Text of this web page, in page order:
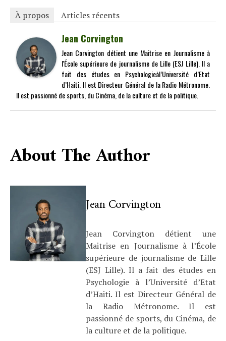
À propos Articles récents
Jean Corvington
Jean Corvington détient une Maitrise en Journalisme à
l'École supérieure de journalisme de Lille (ESJ Lille). Il a
fait des études en Psychologieàl’Université d’Etat
d’Haiti. Il est Directeur Général de la Radio Métronome.
Il est passionné de sports, du Cinéma, de la culture et de la politique.
About The Author
Jean Corvington
Jean Corvington détient une
Maitrise en Journalisme à l’École
supérieure de journalisme de Lille
(ESJ Lille). Il a fait des études en
Psychologie à l’Université d’Etat
d’Haiti. Il est Directeur Général de
la Radio Métronome. Il est
passionné de sports, du Cinéma, de
la culture et de la politique.